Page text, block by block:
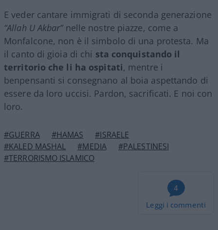
E veder cantare immigrati di seconda generazione
“Allah U Akbar”nelle nostre piazze, come a
Monfalcone, non è il simbolo di una protesta. Ma
il canto di gioia di chi sta conquistando il
territorio che li ha ospitati, mentre i
benpensanti si consegnano al boia aspettando di
essere da loro uccisi. Pardon, sacrificati. E noi con
loro.
#GUERRA #HAMAS
#ISRAELE
#KALED MASHAL
#MEDIA
#PALESTINESI
#TERRORISMO ISLAMICO
4
Leggi i commenti